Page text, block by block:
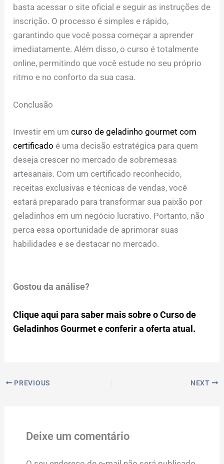
basta acessar o site oficial e seguir as instruções de
inscrição. O processo é simples e rápido,
garantindo que você possa começar a aprender
imediatamente. Além disso, o curso é totalmente
online, permitindo que você estude no seu próprio
ritmo e no conforto da sua casa.
Conclusão
Investir em umcurso de geladinho gourmet com
certificado é uma decisão estratégica para quem
deseja crescer no mercado de sobremesas
artesanais. Com um certificado reconhecido,
receitas exclusivas e técnicas de vendas, você
estará preparado para transformar sua paixão por
geladinhos em um negócio lucrativo. Portanto, não
perca essa oportunidade de aprimorar suas
habilidades e se destacar no mercado.
Gostou da análise?
Clique aqui para saber mais sobre o Curso de
Geladinhos Gourmet e conferir a oferta atual.
PREVIOUS NEXT
Deixe um comentário